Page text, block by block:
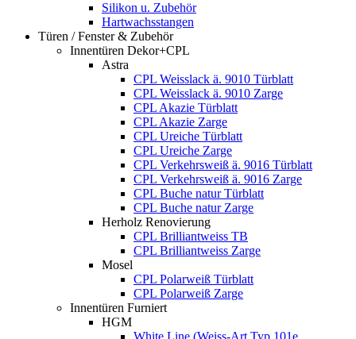
Silikon u. Zubehör
Hartwachsstangen
Türen / Fenster & Zubehör
Innentüren Dekor+CPL
Astra
CPL Weisslack ä. 9010 Türblatt
CPL Weisslack ä. 9010 Zarge
CPL Akazie Türblatt
CPL Akazie Zarge
CPL Ureiche Türblatt
CPL Ureiche Zarge
CPL Verkehrsweiß ä. 9016 Türblatt
CPL Verkehrsweiß ä. 9016 Zarge
CPL Buche natur Türblatt
CPL Buche natur Zarge
Herholz Renovierung
CPL Brilliantweiss TB
CPL Brilliantweiss Zarge
Mosel
CPL Polarweiß Türblatt
CPL Polarweiß Zarge
Innentüren Furniert
HGM